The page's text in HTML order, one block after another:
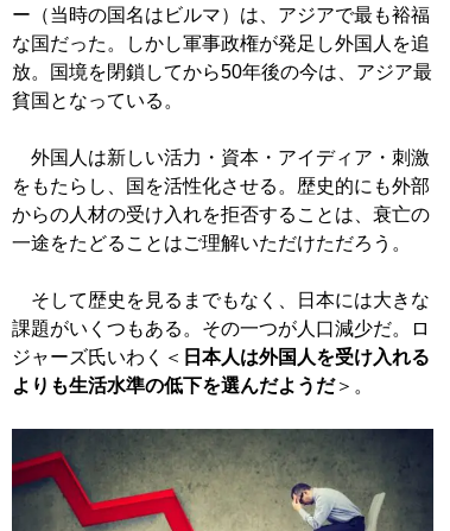
ー（当時の国名はビルマ）は、アジアで最も裕福
な国だった。しかし軍事政権が発足し外国人を追
放。国境を閉鎖してから50年後の今は、アジア最
貧国となっている。
外国人は新しい活力・資本・アイディア・刺激
をもたらし、国を活性化させる。歴史的にも外部
からの人材の受け入れを拒否することは、衰亡の
一途をたどることはご理解いただけただろう。
そして歴史を見るまでもなく、日本には大きな
課題がいくつもある。その一つが人口減少だ。ロ
ジャーズ氏いわく＜ 日本人は外国人を受け入れる
よりも生活水準の低下を選んだようだ＞。